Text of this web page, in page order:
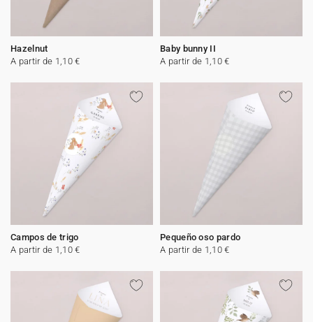
Hazelnut
A partir de 1,10 €
Baby bunny II
A partir de 1,10 €
Campos de trigo
A partir de 1,10 €
Pequeño oso pardo
A partir de 1,10 €